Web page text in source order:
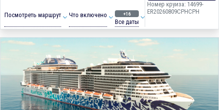
Посмотреть маршрут Что включено +16
Все даты
Номер круиза: 14699-
ER20260809CPHCPH